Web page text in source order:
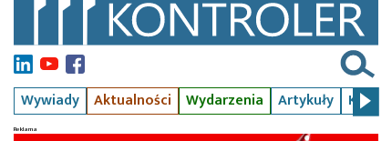
Wywiady Aktualności Wydarzenia Artykuły Kursy